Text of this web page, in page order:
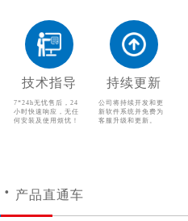
技术指导
7*24h无忧售后，24
小时快速响应，无任
何安装及使用烦忧！
持续更新
公司将持续开发和更
新软件系统并免费为
客服升级和更新。
产品直通车